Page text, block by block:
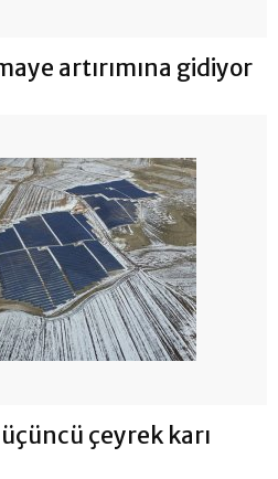
artırımına gidiyor
çeyrek karı